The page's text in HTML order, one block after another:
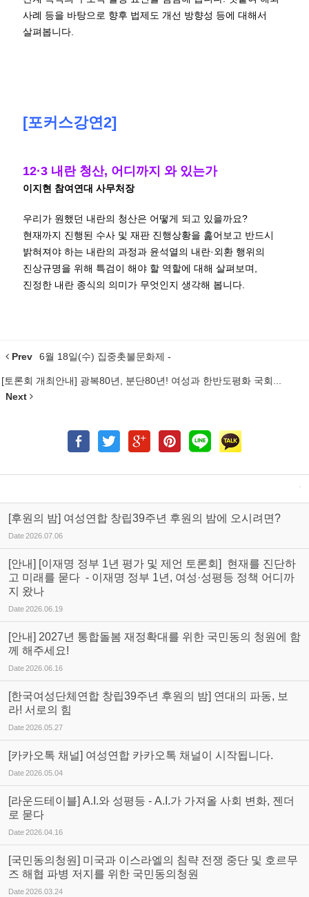
사례 등을 바탕으로 향후 법제도 개선 방향성 등에 대해서
살펴봅니다.
[포커스강연2]
12·3 내란 청산, 어디까지 와 있는가
이지현 참여연대 사무처장
우리가 원했던 내란의 청산은 어떻게 되고 있을까요?
현재까지 진행된 수사 및 재판 진행상황을 훑어보고 반드시
밝혀져야 하는 내란의 과정과 윤석열의 내란·외환 행위의
진상규명을 위해 특검이 해야 할 역할에 대해 살펴보며,
진정한 내란 종식의 의미가 무엇인지 생각해 봅니다.
Prev 6월 18일(수) 집중촛불문화제 -
[토론회 개최안내] 광복80년, 분단80년! 여성과 한반도평화 국회...
Next
[후원의 밤] 여성연합 창립39주년 후원의 밤에 오시려면?
Date2026.07.06
[안내] [이재명 정부 1년 평가 및 제언 토론회] 현재를 진단하
고 미래를 묻다 - 이재명 정부 1년, 여성·성평등 정책 어디까
지 왔나
Date2026.06.19
[안내] 2027년 통합돌봄 재정확대를 위한 국민동의 청원에 함
께 해주세요!
Date2026.06.16
[한국여성단체연합 창립39주년 후원의 밤] 연대의 파동, 보
라! 서로의 힘
Date2026.05.27
[카카오톡 채널] 여성연합 카카오톡 채널이 시작됩니다.
Date2026.05.04
[라운드테이블] A.I.와 성평등 - A.I.가 가져올 사회 변화, 젠더
로 묻다
Date2026.04.16
[국민동의청원] 미국과 이스라엘의 침략 전쟁 중단 및 호르무
즈 해협 파병 저지를 위한 국민동의청원
Date2026.03.24